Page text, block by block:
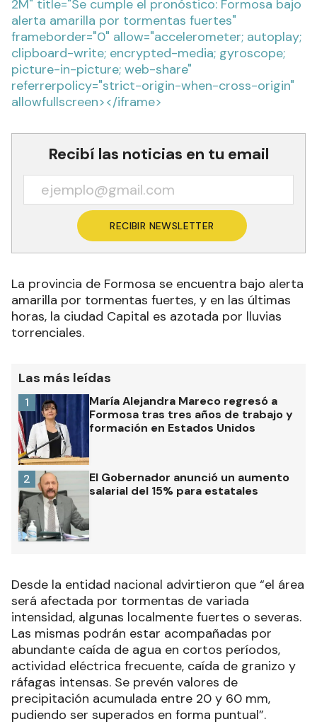
2M" title="Se cumple el pronóstico: Formosa bajo
alerta amarilla por tormentas fuertes"
frameborder="0" allow="accelerometer; autoplay;
clipboard-write; encrypted-media; gyroscope;
picture-in-picture; web-share"
referrerpolicy="strict-origin-when-cross-origin"
allowfullscreen></iframe>
Recibí las noticias en tu email
RECIBIR NEWSLETTER
La provincia de Formosa se encuentra bajo alerta
amarilla por tormentas fuertes, y en las últimas
horas, la ciudad Capital es azotada por lluvias
torrenciales.
Las más leídas
María Alejandra Mareco regresó a
Formosa tras tres años de trabajo y
formación en Estados Unidos
1
El Gobernador anunció un aumento
salarial del 15% para estatales
2
Desde la entidad nacional advirtieron que “el área
será afectada por tormentas de variada
intensidad, algunas localmente fuertes o severas.
Las mismas podrán estar acompañadas por
abundante caída de agua en cortos períodos,
actividad eléctrica frecuente, caída de granizo y
ráfagas intensas. Se prevén valores de
precipitación acumulada entre 20 y 60 mm,
pudiendo ser superados en forma puntual”.